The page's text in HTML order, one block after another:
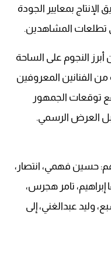
الإنتاج بمعايير الجودة
تطلعات المشاهدين.
النجوم على الساحة
من الفنانين المعروفين
توقعات الجمهور
العرض الرسمي.
حسين فهمي، انتصار،
تامر هجرس،
وليد عبدالغني، إلى